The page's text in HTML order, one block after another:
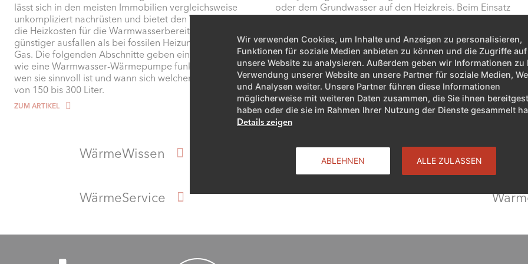
Wir verwenden Cookies, um Inhalte und Anzeigen zu personalisieren,
Funktionen für soziale Medien anbieten zu können und die Zugriffe auf
unsere Website zu analysieren. Außerdem geben wir Informationen zu
Verwendung unserer Website an unsere Partner für soziale Medien,
und Analysen weiter. Unsere Partner führen diese Informationen
möglicherweise mit weiteren Daten zusammen, die Sie ihnen
haben oder die sie im Rahmen Ihrer Nutzung der Dienste gesammelt
Details zeigen
ABLEHNEN ALLE ZULASSEN
lässt sich in den meisten Immobilien vergleichsweise
unkompliziert nachrüsten und bietet den Vorteil, dass
die Heizkosten für die Warmwasserbereitung deutlich
günstiger ausfallen als bei fossilen Heizungen mit Öl und
Gas. Die folgenden Abschnitte geben eine Übersicht,
wie eine Warmwasser-Wärmepumpe funktioniert, für
wen sie sinnvoll ist und wann sich welcher Speicher lohnt
von 150 bis 300 Liter.
ZUM ARTIKEL
oder dem Grundwasser auf den Heizkreis. Beim Einsatz
von Kältemitteln bieten sich verschiedene
bekannt als Propan. Welche Vorteile Propan-
Wärmepumpen gegenüber anderen Möglichkeiten
besitzen, welche Nachteile sie haben und welche
Vorschriften es zu beachten gilt, erklären wir in diesem
Artikel.
ZUM ARTIKEL
WärmeWissen
WärmeService